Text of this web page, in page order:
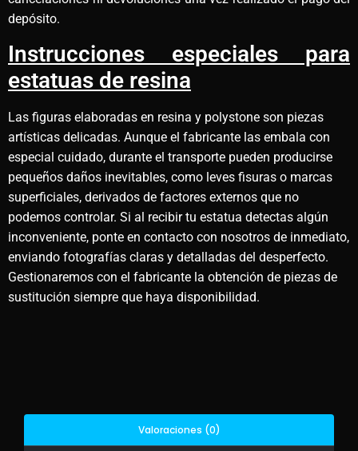
depósito.
Instrucciones especiales para
estatuas de resina
Las figuras elaboradas en resina y polystone son piezas
artísticas delicadas. Aunque el fabricante las embala con
especial cuidado, durante el transporte pueden producirse
pequeños daños inevitables, como leves fisuras o marcas
superficiales, derivados de factores externos que no
podemos controlar. Si al recibir tu estatua detectas algún
inconveniente, ponte en contacto con nosotros de inmediato,
enviando fotografías claras y detalladas del desperfecto.
Gestionaremos con el fabricante la obtención de piezas de
sustitución siempre que haya disponibilidad.
Valoraciones (0)